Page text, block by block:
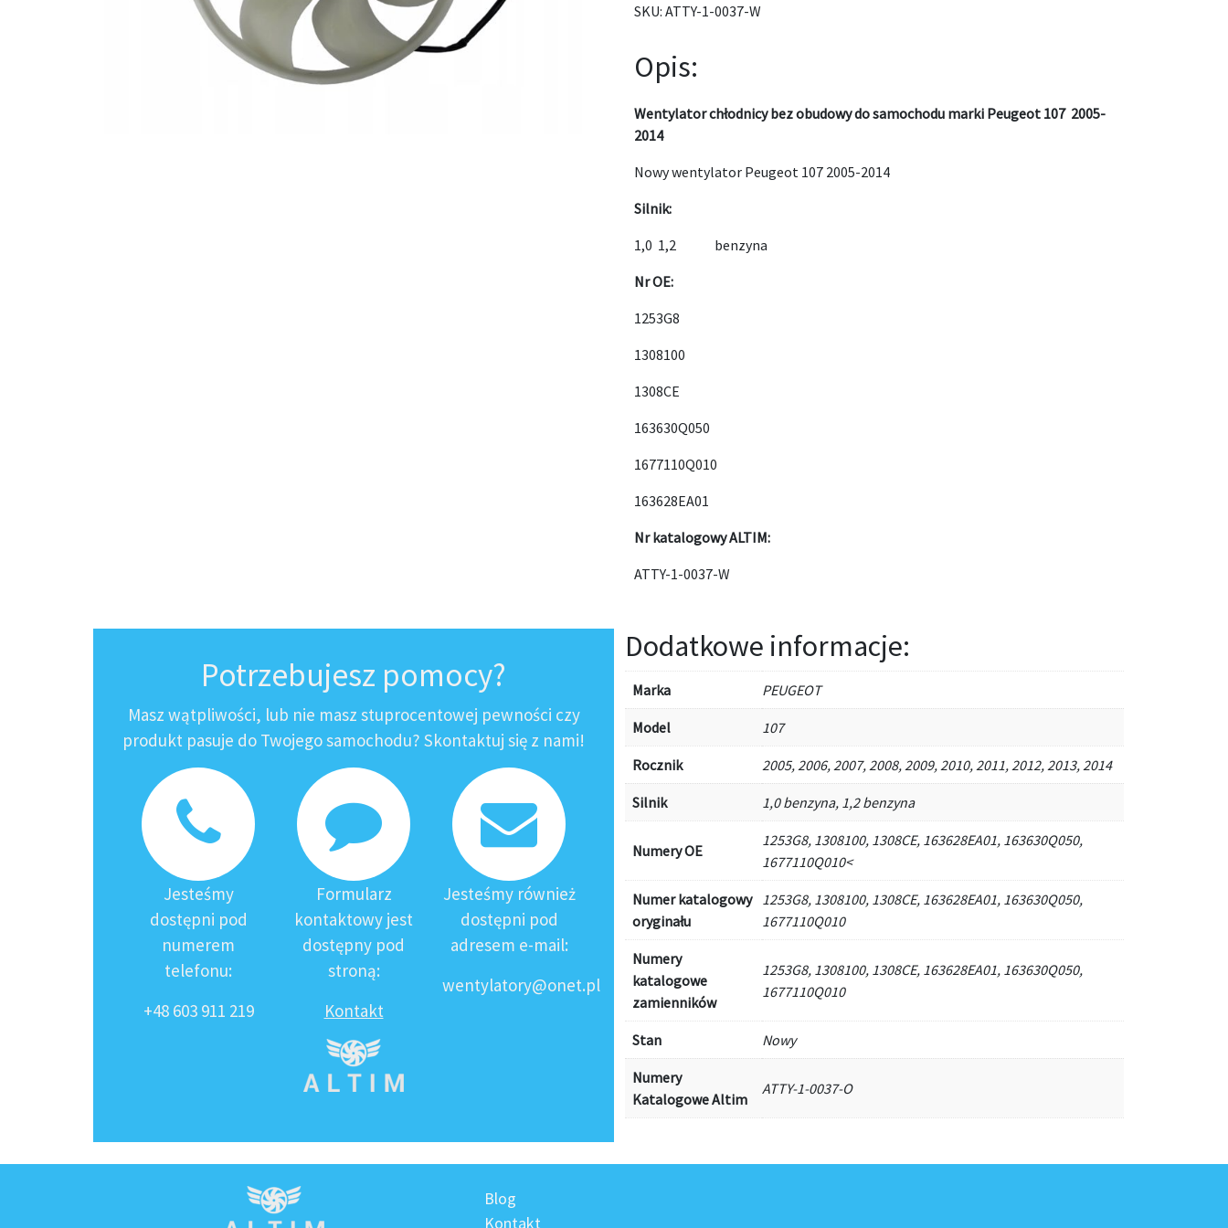
SKU:ATTY-1-0037-W
Opis:
Wentylator chłodnicy bez obudowy do samochodu marki Peugeot 107 2005-
2014
Nowy wentylator Peugeot 107 2005-2014
Silnik:
1,0 1,2 benzyna
Nr OE:
1253G8
1308100
1308CE
163630Q050
1677110Q010
163628EA01
Nr katalogowy ALTIM:
ATTY-1-0037-W
Potrzebujesz pomocy?
Masz wątpliwości, lub nie masz stuprocentowej pewności czy
produkt pasuje do Twojego samochodu? Skontaktuj się z nami!
Jesteśmy
dostępni pod
numerem
telefonu:
+48 603 911 219
Formularz
kontaktowy jest
dostępny pod
stroną:
Kontakt
Jesteśmy również
dostępni pod
adresem e-mail:
wentylatory@onet.pl
Dodatkowe informacje:
Marka PEUGEOT
Model 107
Rocznik 2005, 2006, 2007, 2008, 2009, 2010, 2011, 2012, 2013, 2014
Silnik 1,0 benzyna, 1,2 benzyna
Numery OE
1253G8, 1308100, 1308CE, 163628EA01, 163630Q050,
1677110Q010<
Numer katalogowy
oryginału
1253G8, 1308100, 1308CE, 163628EA01, 163630Q050,
1677110Q010
Numery
katalogowe
zamienników
1253G8, 1308100, 1308CE, 163628EA01, 163630Q050,
1677110Q010
Stan Nowy
Numery
Katalogowe Altim
ATTY-1-0037-O
Blog
Kontakt